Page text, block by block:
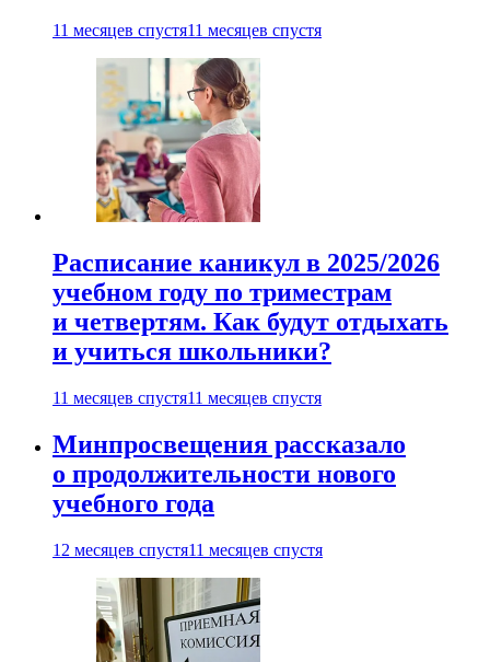
11 месяцев спустя11 месяцев спустя
Расписание каникул в 2025/2026
учебном году по триместрам
и четвертям. Как будут отдыхать
и учиться школьники?
11 месяцев спустя11 месяцев спустя
Минпросвещения рассказало
о продолжительности нового
учебного года
12 месяцев спустя11 месяцев спустя